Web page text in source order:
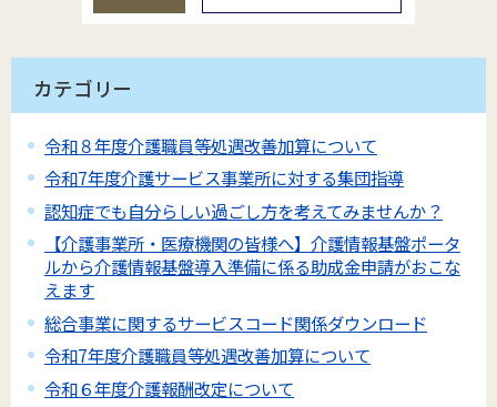
カテゴリー
令和８年度介護職員等処遇改善加算について
令和7年度介護サービス事業所に対する集団指導
認知症でも自分らしい過ごし方を考えてみませんか？
【介護事業所・医療機関の皆様へ】介護情報基盤ポータ
ルから介護情報基盤導入準備に係る助成金申請がおこな
えます
総合事業に関するサービスコード関係ダウンロード
令和7年度介護職員等処遇改善加算について
令和６年度介護報酬改定について